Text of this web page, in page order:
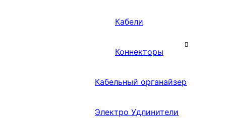
Кабели
Коннекторы
Кабельный органайзер
Электро Удлинители